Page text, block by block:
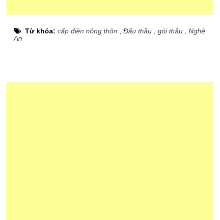
Từ khóa:cấp điện nông thôn ,Đấu thầu ,gói thầu ,Nghệ
An